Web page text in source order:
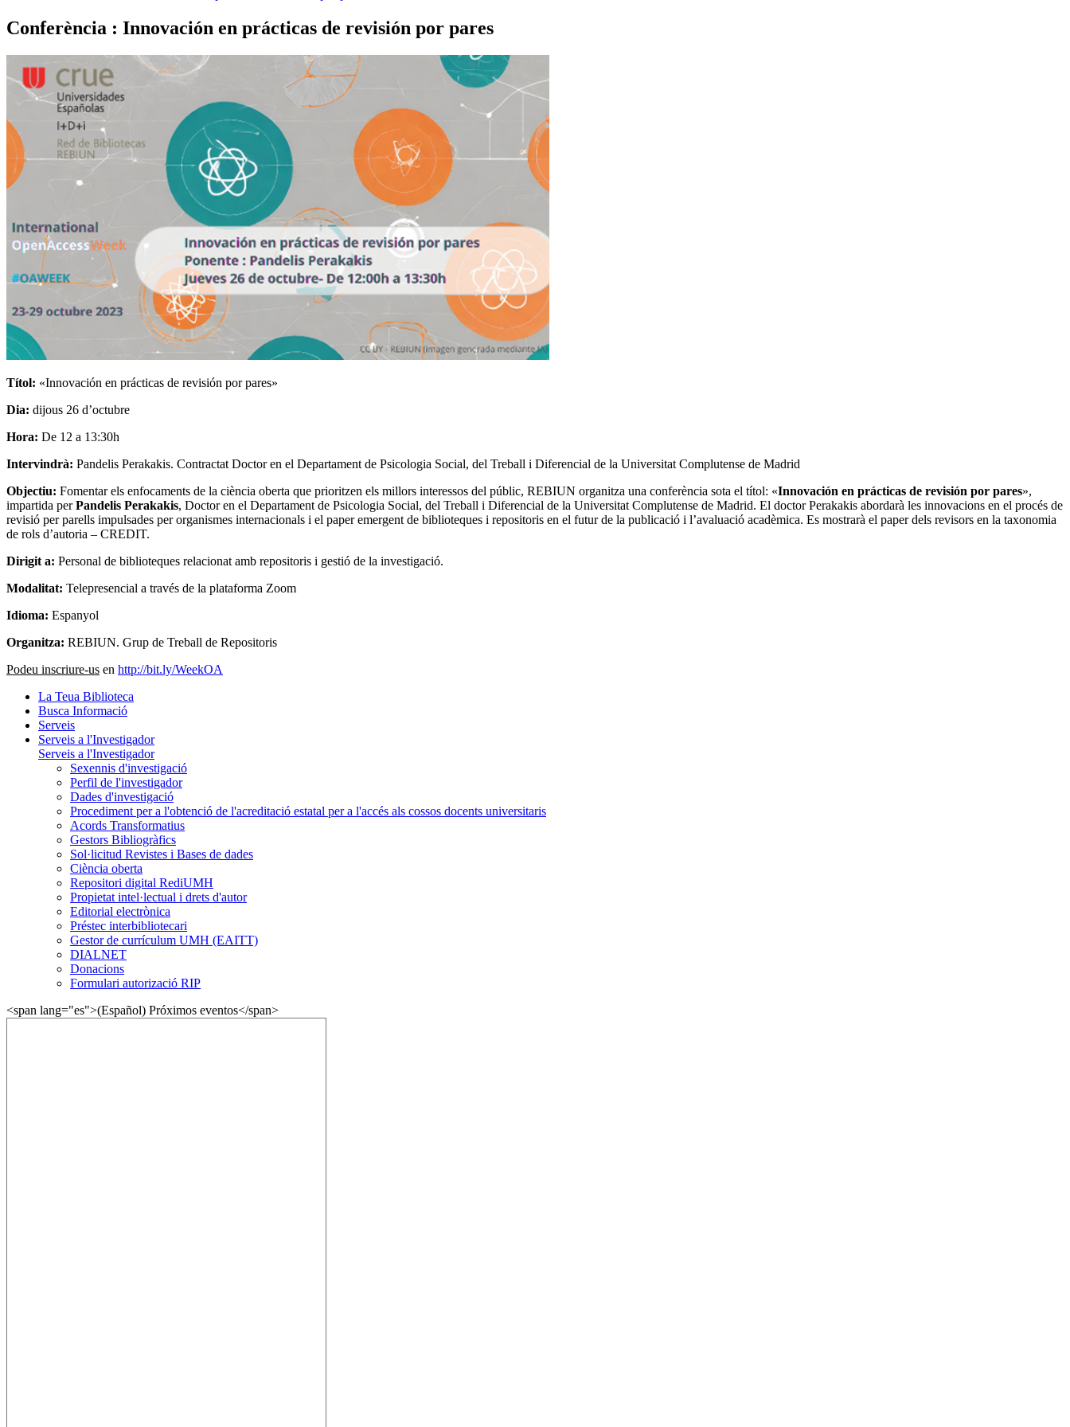
Conferència : Innovación en prácticas de revisión por pares
Títol: «Innovación en prácticas de revisión por pares»
Dia: dijous 26 d’octubre
Hora: De 12 a 13:30h
Intervindrà: Pandelis Perakakis. Contractat Doctor en el Departament de Psicologia Social, del Treball i Diferencial de la Universitat Complutense de Madrid
Objectiu: Fomentar els enfocaments de la ciència oberta que prioritzen els millors interessos del públic, REBIUN organitza una conferència sota el títol: «Innovación en prácticas de revisión por pares»,
impartida perPandelis Perakakis, Doctor en el Departament de Psicologia Social, del Treball i Diferencial de la Universitat Complutense de Madrid. El doctor Perakakis abordarà les innovacions en el procés de
revisió per parells impulsades per organismes internacionals i el paper emergent de biblioteques i repositoris en el futur de la publicació i l’avaluació acadèmica. Es mostrarà el paper dels revisors en la taxonomia
de rols d’autoria – CREDIT.
Dirigit a: Personal de biblioteques relacionat amb repositoris i gestió de la investigació.
Modalitat: Telepresencial a través de la plataforma Zoom
Idioma: Espanyol
Organitza: REBIUN. Grup de Treball de Repositoris
Podeu inscriure-us en http://bit.ly/WeekOA
La Teua Biblioteca
Busca Informació
Serveis
Serveis a l'Investigador
Serveis a l'Investigador
Sexennis d'investigació
Perfil de l'investigador
Dades d'investigació
Procediment per a l'obtenció de l'acreditació estatal per a l'accés als cossos docents universitaris
Acords Transformatius
Gestors Bibliogràfics
Sol·licitud Revistes i Bases de dades
Ciència oberta
Repositori digital RediUMH
Propietat intel·lectual i drets d'autor
Editorial electrònica
Préstec interbibliotecari
Gestor de currículum UMH (EAITT)
DIALNET
Donacions
Formulari autorizació RIP
<span lang="es">(Español) Próximos eventos</span>